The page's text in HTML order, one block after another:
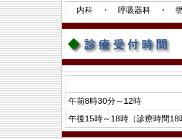
内科 ・ 呼吸器科 ・
午前8時30分～12時
午後15時～18時（診療時間18